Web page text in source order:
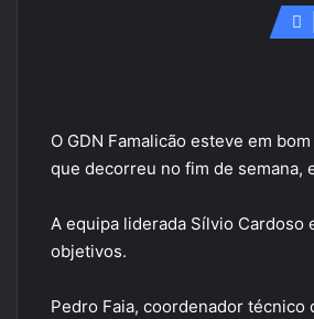
O GDN Famalicão esteve em
que decorreu no fim de semana,
A equipa liderada Sílvio
objetivos.
Pedro Faia, coordenador técnico